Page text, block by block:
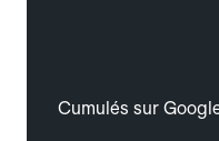
Cumulés sur